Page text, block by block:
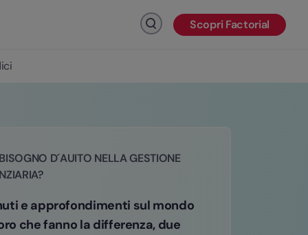
Fai clic per cercare
Scopri Factorial
D´AUITO NELLA GESTIONE
e approfondimenti sul mondo
che fanno la differenza, due